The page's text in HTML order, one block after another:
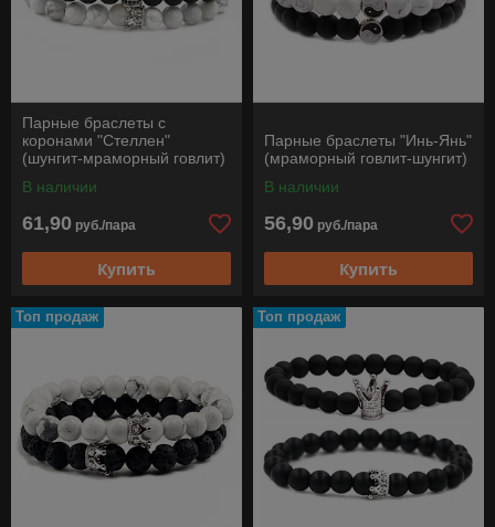
Парные браслеты с
коронами "Стеллен"
(шунгит-мраморный говлит)
В наличии
61,90 руб./пара
Купить
Парные браслеты "Инь-Янь"
(мраморный говлит-шунгит)
В наличии
56,90 руб./пара
Купить
Топ продаж Топ продаж